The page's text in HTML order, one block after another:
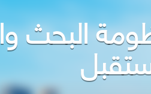
البحث